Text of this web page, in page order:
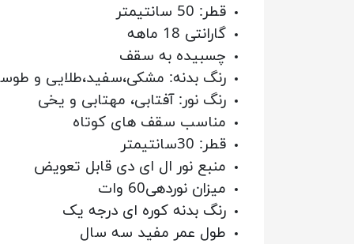
قطر: 50 سانتیمتر
گارانتی 18 ماهه
چسبیده به سقف
رنگ بدنه: مشکی،سفید،طلایی و
رنگ نور: آفتابی، مهتابی و یخی
مناسب سقف های کوتاه
قطر: 30سانتیمتر
منبع نور ال ای دی قابل تعویض
میزان نوردهی60 وات
رنگ بدنه کوره ای درجه یک
طول عمر مفید سه سال